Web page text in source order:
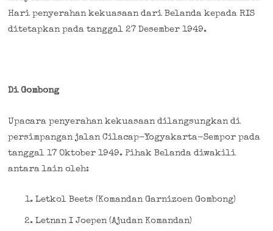
Hari penyerahan kekuasaan dari Belanda kepada RIS
ditetapkan pada tanggal 27 Desember 1949.
Di Gombong
Upacara penyerahan kekuasaan dilangsungkan di
persimpangan jalan Cilacap-Yogyakarta-Sempor pada
tanggal 17 Oktober 1949. Pihak Belanda diwakili
antara lain oleh:
Letkol Beets (Komandan Garnizoen Gombong)
Letnan I Joepen (Ajudan Komandan)